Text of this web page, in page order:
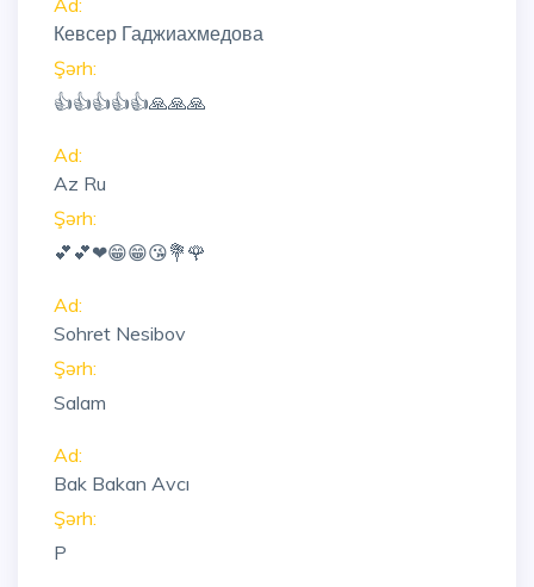
Ad:
Кевсер Гаджиахмедова
Şərh:
👍👍👍👍👍🙏🙏🙏
Ad:
Az Ru
Şərh:
💕💕❤😁😁😘💐🌹
Ad:
Sohret Nesibov
Şərh:
Salam
Ad:
Bak Bakan Avcı
Şərh:
P